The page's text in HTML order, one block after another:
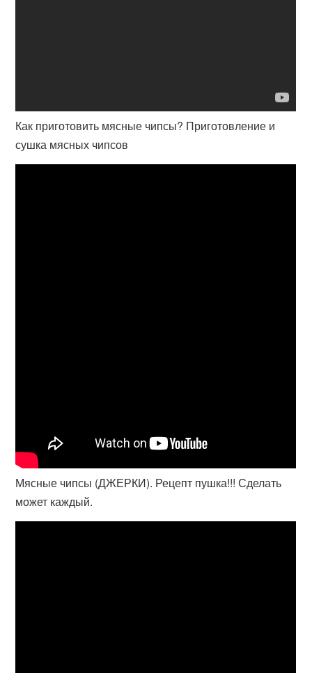
Как приготовить мясные чипсы? Приготовление и
сушка мясных чипсов
Мясные чипсы (ДЖЕРКИ). Рецепт пушка!!! Сделать
может каждый.